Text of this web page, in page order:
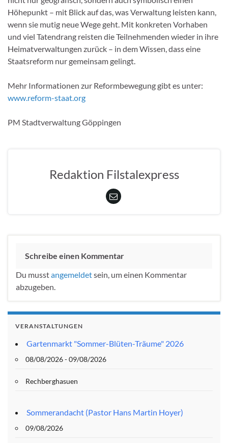
Höhepunkt – mit Blick auf das, was Verwaltung leisten kann,
wenn sie mutig neue Wege geht. Mit konkreten Vorhaben
und viel Tatendrang reisten die Teilnehmenden wieder in ihre
Heimatverwaltungen zurück – in dem Wissen, dass eine
Staatsreform nur gemeinsam gelingt.
Mehr Informationen zur Reformbewegung gibt es unter:
www.reform-staat.org
PM Stadtverwaltung Göppingen
Redaktion Filstalexpress
Schreibe einen Kommentar
Du musstangemeldetsein, um einen Kommentar
abzugeben.
VERANSTALTUNGEN
Gartenmarkt "Sommer-Blüten-Träume" 2026
08/08/2026 - 09/08/2026
Rechberghasuen
Sommerandacht (Pastor Hans Martin Hoyer)
09/08/2026